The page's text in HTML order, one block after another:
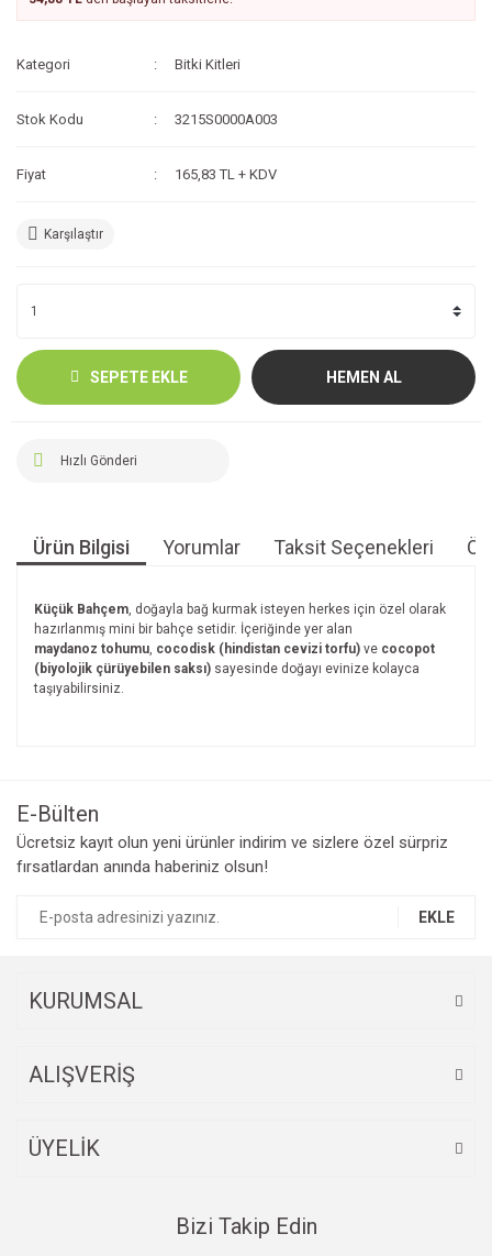
Kategori Bitki Kitleri
Stok Kodu 3215S0000A003
Fiyat 165,83 TL + KDV
Karşılaştır
SEPETE EKLE HEMEN AL
Hızlı Gönderi
Ürün Bilgisi Yorumlar Taksit Seçenekleri
Küçük Bahçem, doğayla bağ kurmak isteyen herkes için özel olarak
hazırlanmış mini bir bahçe setidir. İçeriğinde yer alan
maydanoz tohumu, cocodisk (hindistan cevizi torfu) ve cocopot
(biyolojik çürüyebilen saksı) sayesinde doğayı evinize kolayca
taşıyabilirsiniz.
Ürün resmi kalitesiz, bozuk veya görüntülenemiyor.
Ürün açıklamasında eksik bilgiler bulunuyor.
E-Bülten
Ücretsiz kayıt olun yeni ürünler indirim ve sizlere özel sürpriz
fırsatlardan anında haberiniz olsun!
EKLE
KURUMSAL
ALIŞVERİŞ
ÜYELİK
Bizi Takip Edin